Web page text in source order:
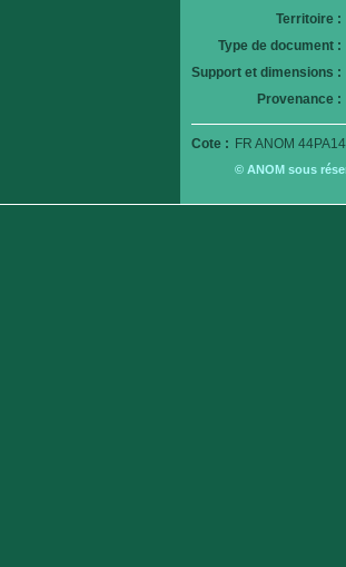
Territoire :
Type de document :
Support et dimensions :
Provenance :
Cote : FR ANOM
© ANOM sous